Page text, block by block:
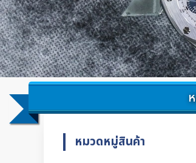
หมวดหมู่สินค้า